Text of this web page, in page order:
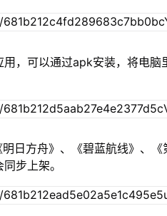
，可以通过apk安装，将电脑
日方舟》、《碧蓝航线》、《
步上架。